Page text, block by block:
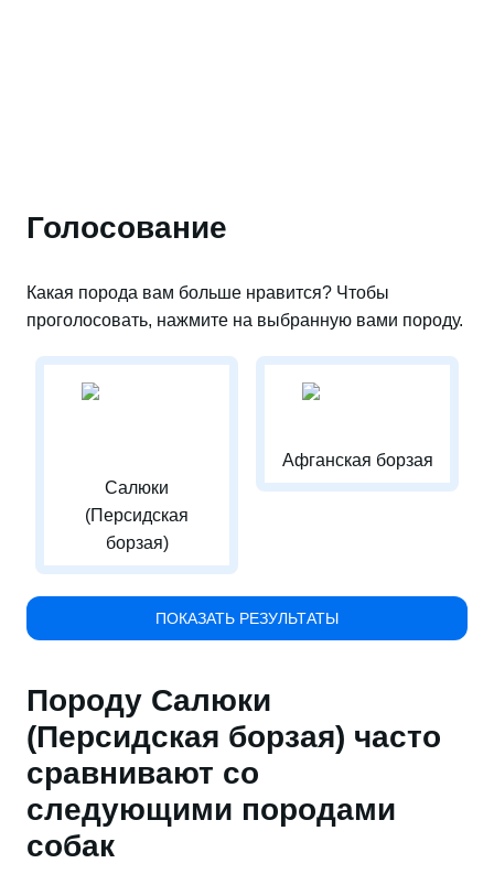
Голосование
Какая порода вам больше нравится? Чтобы
проголосовать, нажмите на выбранную вами породу.
Салюки
(Персидская
борзая)
Афганская борзая
ПОКАЗАТЬ РЕЗУЛЬТАТЫ
Породу Салюки
(Персидская борзая) часто
сравнивают со
следующими породами
собак